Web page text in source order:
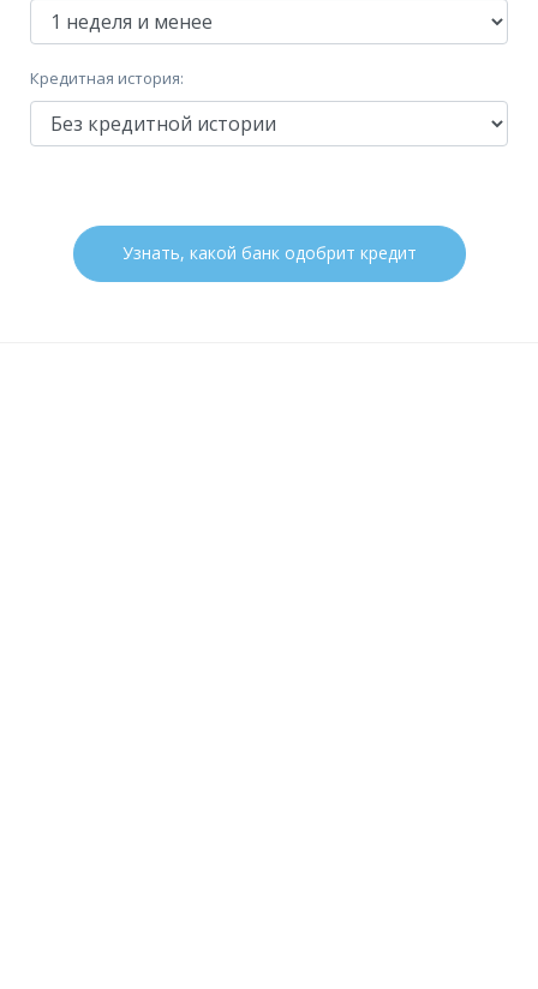
Кредитная история:
Узнать, какой банк одобрит кредит